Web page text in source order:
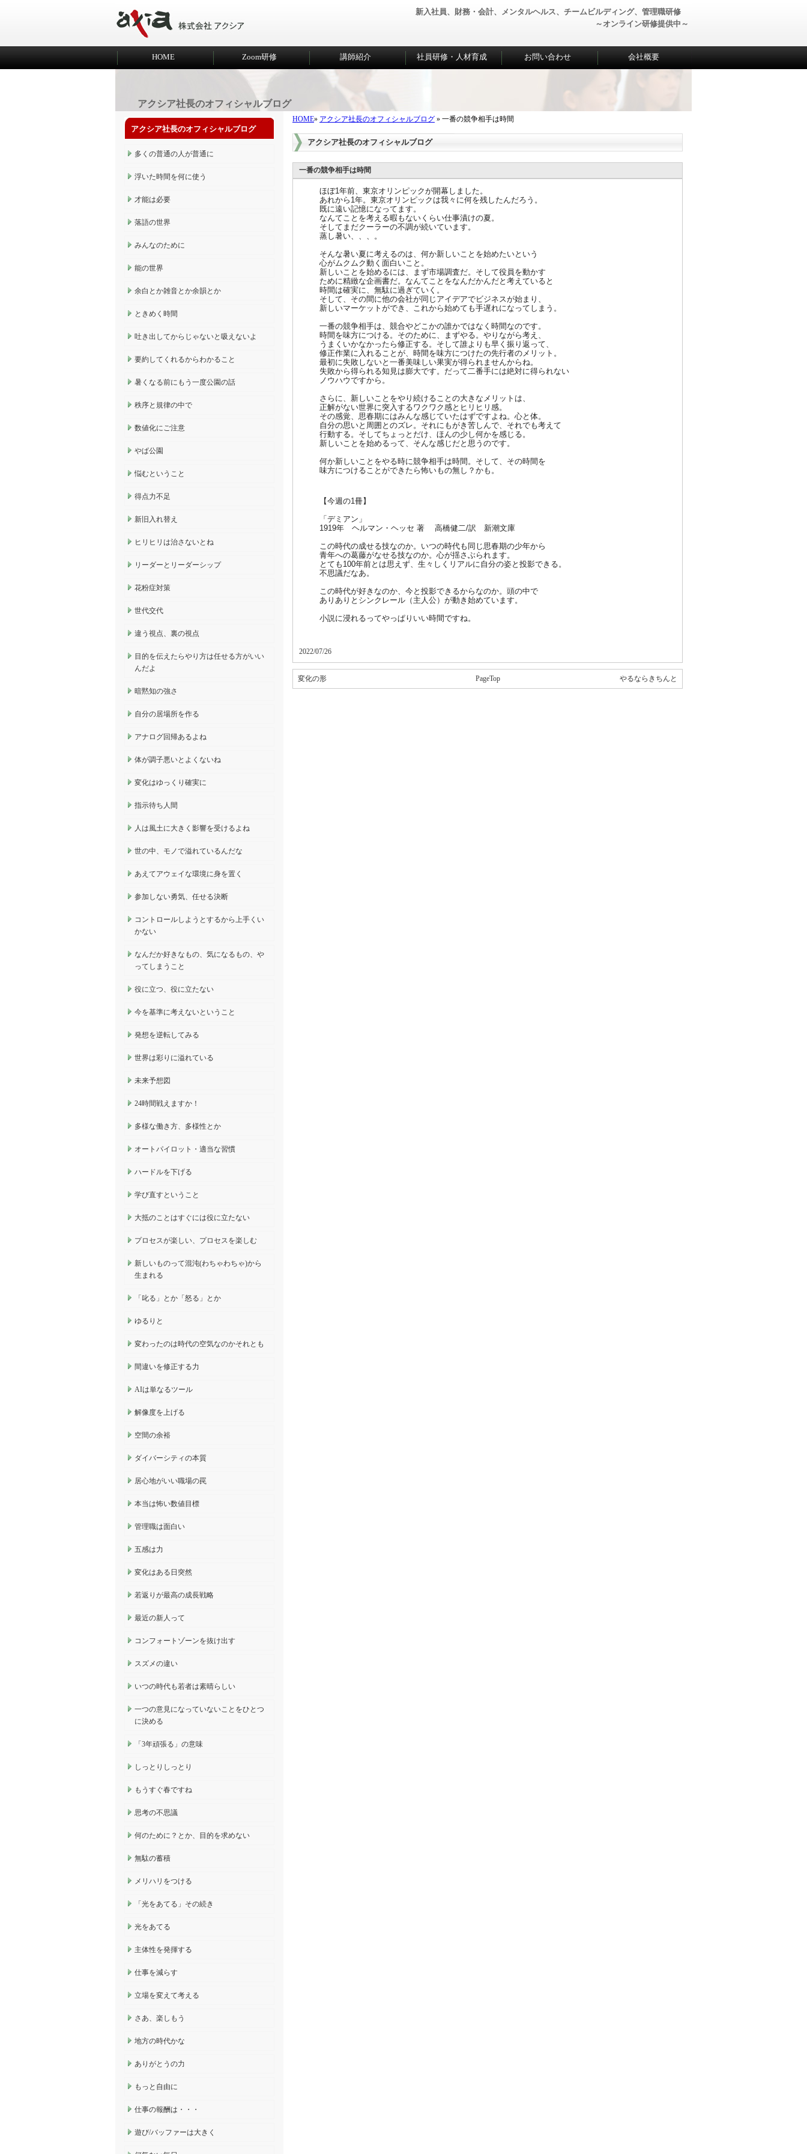
新入社員、財務・会計、メンタルヘルス、チームビルディング、管理職研修
～オンライン研修提供中～
HOME Zoom研修 講師紹介 社員研修・人材育成 お問い合わせ 会社概要
アクシア社長のオフィシャルブログ
HOME» アクシア社長のオフィシャルブログ » 一番の競争相手は時間
アクシア社長のオフィシャルブログ
一番の競争相手は時間
ほぼ1年前、東京オリンピックが開幕しました。
あれから1年。東京オリンピックは我々に何を残したんだろう。
既に遠い記憶になってます。
なんてことを考える暇もないくらい仕事漬けの夏。
そしてまだクーラーの不調が続いています。
蒸し暑い、、、。
そんな暑い夏に考えるのは、何か新しいことを始めたいという
心がムクムク動く面白いこと。
新しいことを始めるには、まず市場調査だ。そして役員を動かす
ために精緻な企画書だ。なんてことをなんだかんだと考えていると
時間は確実に、無駄に過ぎていく。
そして、その間に他の会社が同じアイデアでビジネスが始まり、
新しいマーケットができ、これから始めても手遅れになってしまう 。
一番の競争相手は、競合やどこかの誰かではなく時間なのです。
時間を味方につける。そのために、まずやる。やりながら考え、
うまくいかなかったら修正する。そして誰よりも早く振り返って、
修正作業に入れることが、時間を味方につけたの先行者のメリット 。
最初に失敗しないと一番美味しい果実が得られませんからね。
失敗から得られる知見は膨大です。だって二番手には絶対に得られない
ノウハウですから。
さらに、新しいことをやり続けることの大きなメリットは、
正解がない世界に突入するワクワク感とヒリヒリ感。
その感覚、思春期にはみんな感じていたはずですよね。心と体。
自分の思いと周囲とのズレ。それにもがき苦しんで、それでも考え て
行動する。そしてちょっとだけ、ほんの少し何かを感じる。
新しいことを始めるって、そんな感じだと思うのです。
何か新しいことをやる時に競争相手は時間。そして、その時間を
味方につけることができたら怖いもの無し？かも。
【今週の1冊】
「デミアン」
1919年 ヘルマン・ヘッセ 著 高橋健二/訳 新潮文庫
この時代の成せる技なのか。いつの時代も同じ思春期の少年から
青年への葛藤がなせる技なのか。心が揺さぶられます。
とても100年前とは思えず、生々しくリアルに自分の姿と投影できる。
不思議だなあ。
この時代が好きなのか、今と投影できるからなのか。頭の中で
ありありとシンクレール（主人公）が動き始めています。
小説に浸れるってやっぱりいい時間ですね。
2022/07/26
変化の形 PageTop やるならきちんと
アクシア社長のオフィシャルブログ
多くの普通の人が普通に
浮いた時間を何に使う
才能は必要
落語の世界
みんなのために
能の世界
余白とか雑音とか余韻とか
ときめく時間
吐き出してからじゃないと吸えないよ
要約してくれるからわかること
暑くなる前にもう一度公園の話
秩序と規律の中で
数値化にご注意
やぱ公園
悩むということ
得点力不足
新旧入れ替え
ヒリヒリは治さないとね
リーダーとリーダーシップ
花粉症対策
世代交代
違う視点、裏の視点
目的を伝えたらやり方は任せる方がいい
んだよ
暗黙知の強さ
自分の居場所を作る
アナログ回帰あるよね
体が調子悪いとよくないね
変化はゆっくり確実に
指示待ち人間
人は風土に大きく影響を受けるよね
世の中、モノで溢れているんだな
あえてアウェイな環境に身を置く
参加しない勇気、任せる決断
コントロールしようとするから上手くい
かない
なんだか好きなもの、気になるもの、や
ってしまうこと
役に立つ、役に立たない
今を基準に考えないということ
発想を逆転してみる
世界は彩りに溢れている
未来予想図
24時間戦えますか！
多様な働き方、多様性とか
オートパイロット・適当な習慣
ハードルを下げる
学び直すということ
大抵のことはすぐには役に立たない
プロセスが楽しい、プロセスを楽しむ
新しいものって混沌(わちゃわちゃ)から
生まれる
「叱る」とか「怒る」とか
ゆるりと
変わったのは時代の空気なのかそれとも
間違いを修正する力
AIは単なるツール
解像度を上げる
空間の余裕
ダイバーシティの本質
居心地がいい職場の罠
本当は怖い数値目標
管理職は面白い
五感は力
変化はある日突然
若返りが最高の成長戦略
最近の新人って
コンフォートゾーンを抜け出す
スズメの違い
いつの時代も若者は素晴らしい
一つの意見になっていないことをひとつ
に決める
「3年頑張る」の意味
しっとりしっとり
もうすぐ春ですね
思考の不思議
何のために？とか、目的を求めない
無駄の蓄積
メリハリをつける
「光をあてる」その続き
光をあてる
主体性を発揮する
仕事を減らす
立場を変えて考える
さあ、楽しもう
地方の時代かな
ありがとうの力
もっと自由に
仕事の報酬は・・・
遊び/バッファーは大きく